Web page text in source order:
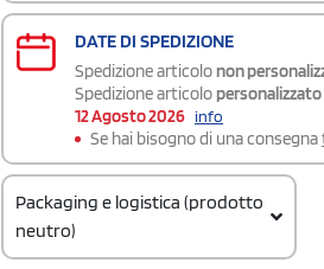
DATE DI SPEDIZIONE
Spedizione articolo non
Spedizione articolo
12 Agosto 2026 info
Se hai bisogno di una consegna
Packaging e logistica (prodotto
neutro)